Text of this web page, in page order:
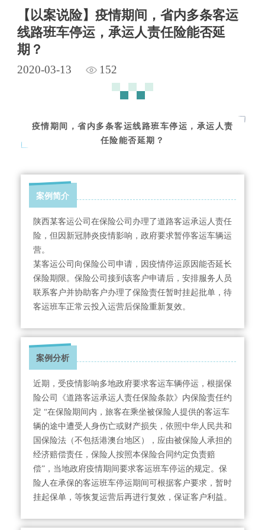
【以案说险】疫情期间，省内多条客运
线路班车停运，承运人责任险能否延
期？
2020-03-13 152
疫情期间，省内多条客运线路班车停运，承运人责
任险能否延期？
案例简介
陕西某客运公司在保险公司办理了道路客运承运人责任
险，但因新冠肺炎疫情影响，政府要求暂停客运车辆运
营。
某客运公司向保险公司申请，因疫情停运原因能否延长
保险期限。保险公司接到该客户申请后，安排服务人员
联系客户并协助客户办理了保险责任暂时挂起批单，待
客运班车正常云投入运营后保险重新复效。
案例分析
近期，受疫情影响多地政府要求客运车辆停运，根据保
险公司《道路客运承运人责任保险条款》内保险责任约
定 “在保险期间内，旅客在乘坐被保险人提供的客运车
辆的途中遭受人身伤亡或财产损失，依照中华人民共和
国保险法（不包括港澳台地区），应由被保险人承担的
经济赔偿责任，保险人按照本保险合同约定负责赔
偿”，当地政府疫情期间要求客运班车停运的规定。保
险人在承保的客运班车停运期间可根据客户要求，暂时
挂起保单，等恢复运营后再进行复效，保证客户利益。